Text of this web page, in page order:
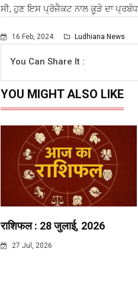
ਸੀ, ਹੁਣ ਇਸ ਪ੍ਰੋਜੈਕਟ ਨਾਲ ਕੂੜੇ ਦਾ
16 Feb, 2024 Ludhiana News
You Can Share It :
YOU MIGHT ALSO LIKE
राशिफल : 28 जुलाई, 2026
27 Jul, 2026